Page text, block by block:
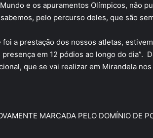
e os apuramentos Olímpicos, não
pelo percurso deles, que são
foi a prestação dos nossos atletas,
em 12 pódios ao longo do dia”.
que se vai realizar em Mirandela nos
MARCADA PELO DOMÍNIO DE